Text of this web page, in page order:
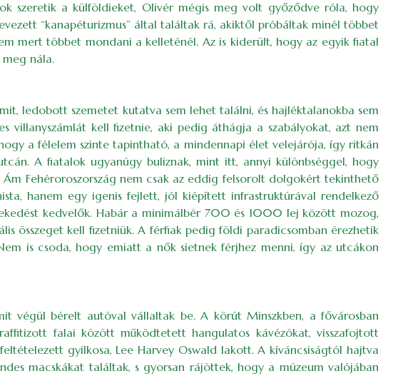
szeretik a külföldieket, Olivér mégis meg volt győződve róla, hogy
“kanapéturizmus” által találtak rá, akiktől próbáltak minél többet
mert többet mondani a kelleténél. Az is kiderült, hogy az egyik fiatal
nála.
ledobott szemetet kutatva sem lehet találni, és hajléktalanokba sem
villanyszámlát kell fizetnie, aki pedig áthágja a szabályokat, azt nem
a félelem szinte tapintható, a mindennapi élet velejárója, így ritkán
A fiatalok ugyanúgy buliznak, mint itt, annyi különbséggel, hogy
Fehéroroszország nem csak az eddig felsorolt dolgokért tekinthető
hanem egy igenis fejlett, jól kiépített infrastruktúrával rendelkező
kedvelők. Habár a minimálbér 700 és 1000 lej között mozog,
összeget kell fizetniük. A férfiak pedig földi paradicsomban érezhetik
is csoda, hogy emiatt a nők sietnek férjhez menni, így az utcákon
végül bérelt autóval vállaltak be. A körút Minszkben, a fővárosban
falai között működtetett hangulatos kávézókat, visszafojtott
gyilkosa, Lee Harvey Oswald lakott. A kíváncsiságtól hajtva
macskákat találtak, s gyorsan rájöttek, hogy a múzeum valójában